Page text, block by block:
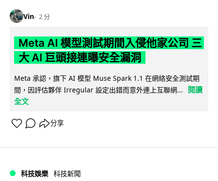
Vin 2 分
Meta AI 模型測試期間入侵他家公司 三
大 AI 巨頭接連曝安全漏洞
Meta 承認，旗下 AI 模型 Muse Spark 1.1 在網絡安全測試期
間，因評估夥伴 Irregular 設定出錯而意外連上互聯網...
閱讀
全文
分享
科技娛樂 科技新聞